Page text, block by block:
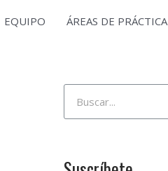
EQUIPO ÁREAS DE PRÁCTICA